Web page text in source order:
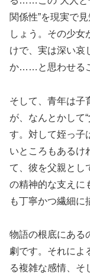
関係性”を現実で
しょう。その少女
けで、実は深い哀
か……と思わせる
そして、青年は子
が、なんとかして
す。対して姪っ子
いところもあるけ
て、彼を父親とし
の精神的な支え
も丁寧かつ繊細に
物語の根底にある
劇です。それによ
る複雑な感情、そ